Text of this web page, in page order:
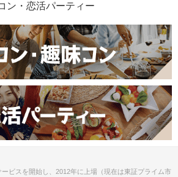
ン・恋活パーティー
ビスを開始し、2012年に上場（現在は東証プライム市